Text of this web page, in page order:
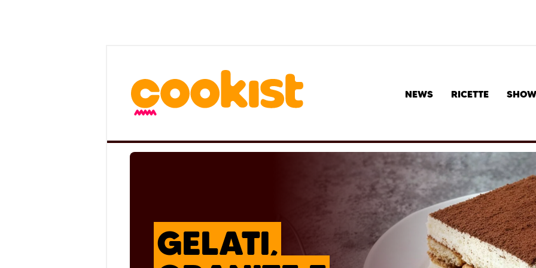
NEWS RICETTE SHOW
GELATI,